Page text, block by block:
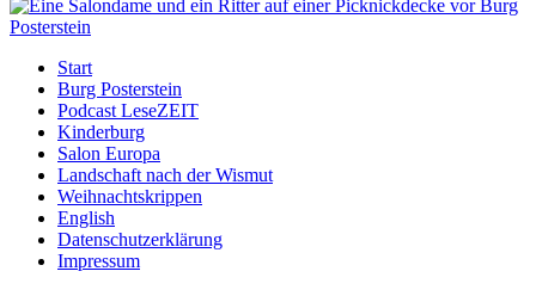
Start
Burg Posterstein
Podcast LeseZEIT
Kinderburg
Salon Europa
Landschaft nach der Wismut
Weihnachtskrippen
English
Datenschutzerklärung
Impressum